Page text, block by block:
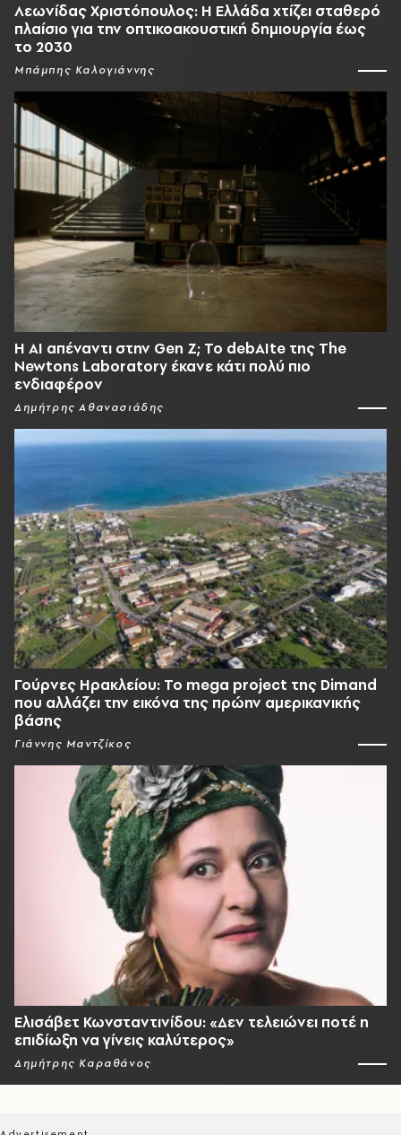
Λεωνίδας Χριστόπουλος: Η Ελλάδα χτίζει σταθερό
πλαίσιο για την οπτικοακουστική δημιουργία έως
το 2030
Μπάμπης Καλογιάννης
Η AI απέναντι στην Gen Z; Το debAIte της The
Newtons Laboratory έκανε κάτι πολύ πιο
ενδιαφέρον
Δημήτρης Αθανασιάδης
Γούρνες Ηρακλείου: To mega project της Dimand
που αλλάζει την εικόνα της πρώην αμερικανικής
βάσης
Γιάννης Μαντζίκος
Ελισάβετ Κωνσταντινίδου: «Δεν τελειώνει ποτέ η
επιδίωξη να γίνεις καλύτερος»
Δημήτρης Καραθάνος